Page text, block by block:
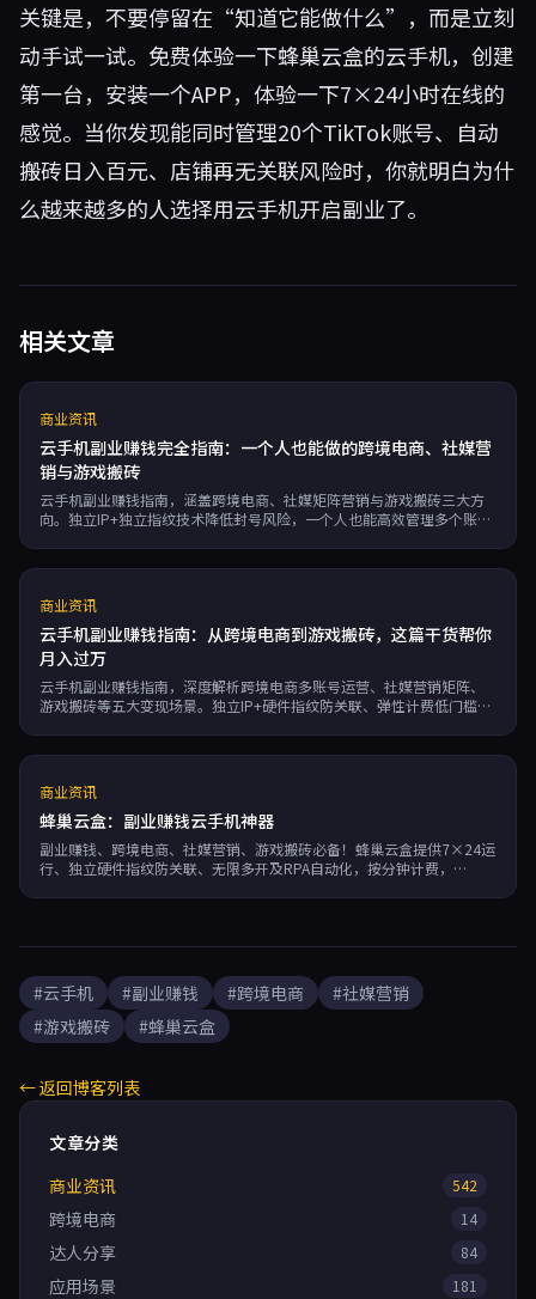
关键是，不要停留在“知道它能做什么”，而是立刻
动手试一试。免费体验一下蜂巢云盒的云手机，创建
第一台，安装一个APP，体验一下7×24小时在线的
感觉。当你发现能同时管理20个TikTok账号、自动
搬砖日入百元、店铺再无关联风险时，你就明白为什
么越来越多的人选择用云手机开启副业了。
相关文章
商业资讯
云手机副业赚钱完全指南：一个人也能做的跨境电商、社媒营
销与游戏搬砖
云手机副业赚钱指南，涵盖跨境电商、社媒矩阵营销与游戏搬砖三大方
向。独立IP+独立指纹技术降低封号风险，一个人也能高效管理多个账
商业资讯
云手机副业赚钱指南：从跨境电商到游戏搬砖，这篇干货帮你
月入过万
云手机副业赚钱指南，深度解析跨境电商多账号运营、社媒营销矩阵、
游戏搬砖等五大变现场景。独立IP+硬件指纹防关联、弹性计费低门槛，
商业资讯
蜂巢云盒：副业赚钱云手机神器
副业赚钱、跨境电商、社媒营销、游戏搬砖必备！蜂巢云盒提供7×24运
行、独立硬件指纹防关联、无限多开及RPA自动化，按分钟计费，
#云手机 #副业赚钱 #跨境电商
#社媒营销
#游戏搬砖
#蜂巢云盒
← 返回博客列表
文章分类
商业资讯
542
跨境电商 14
达人分享 84
应用场景 181